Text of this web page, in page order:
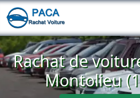
Rachat de
Montolieu